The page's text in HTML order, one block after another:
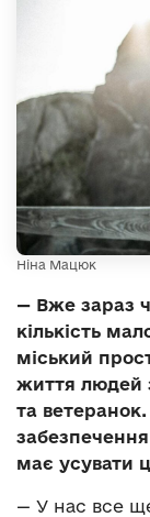
Ніна Мацюк
— Вже зараз
кількість
міський
життя людей
та
забезпечення
має усувати
— У нас все ще